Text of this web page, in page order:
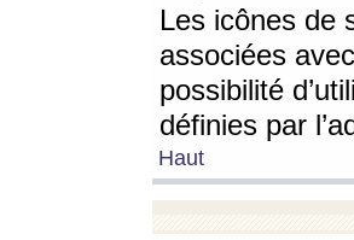
Les icônes de
associées
possibilité
définies par
Haut